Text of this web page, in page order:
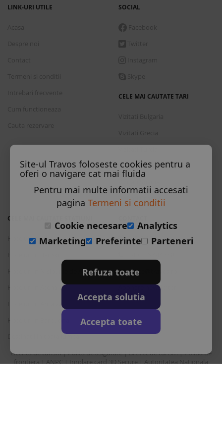
LINK-URI UTILE SOCIAL
CELE MAI CAUTATE TARI
Vizitati Italia
Vizitati Croatia
CELE MAI CAUTATE STATIUNI
Hoteluri in Albena
Hoteluri in Nisipurile de Aur
Hoteluri in Antalya
Destinatii in toata lumea
L-S: 9-18
office@travos.ro
Abonare newsletter
Licenta de turism|Polita de asigurare|Brevet de turism|Politia de
frontiera|ANPC|Inrolare card 3D Secure|Autoritatea Nationala
Site-ul Travos foloseste cookies pentru a
oferi o navigare cat mai fluida
Pentru mai multe informatii accesati
pagina Termeni si conditii
Cookie necesare
Analytics
Marketing
Preferinte Parteneri
Refuza toate
Accepta solutia
Accepta toate